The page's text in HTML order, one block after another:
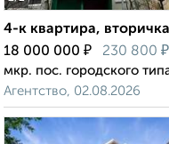
4-к квартира,
18 000 000 ₽ 230 800 ₽
мкр. пос. городского
Агентство, 02.08.2026